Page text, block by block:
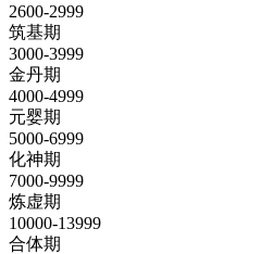
2600-2999
筑基期
3000-3999
金丹期
4000-4999
元婴期
5000-6999
化神期
7000-9999
炼虚期
10000-13999
合体期